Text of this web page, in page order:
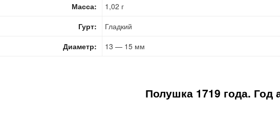
Масса:
1,02 г
Гурт:
Гладкий
Диаметр:
13 — 15 мм
Полушка 1719 года. Год